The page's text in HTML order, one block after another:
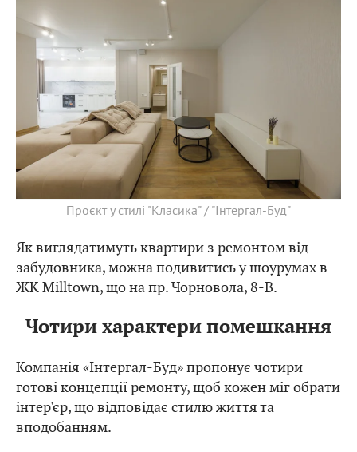
Проєкт у стилі "Класика" / "Інтергал-Буд"
Як виглядатимуть квартири з ремонтом від
забудовника, можна подивитись у шоурумах в
ЖК Milltown, що на пр. Чорновола, 8-В.
Чотири характери помешкання
Компанія «Інтергал-Буд» пропонує чотири
готові концепції ремонту, щоб кожен міг обрати
інтер'єр, що відповідає стилю життя та
вподобанням.